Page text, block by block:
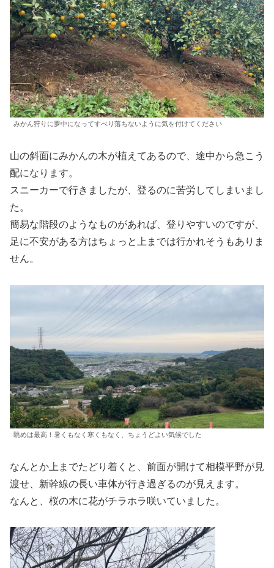
みかん狩りに夢中になってすべり落ちないように気を付けてください
山の斜面にみかんの木が植えてあるので、途中から急こう
配になります。
スニーカーで行きましたが、登るのに苦労してしまいまし
た。
簡易な階段のようなものがあれば、登りやすいのですが、
足に不安がある方はちょっと上までは行かれそうもありま
せん。
眺めは最高！暑くもなく寒くもなく、ちょうどよい気候でした
なんとか上までたどり着くと、前面が開けて相模平野が見
渡せ、新幹線の長い車体が行き過ぎるのが見えます。
なんと、桜の木に花がチラホラ咲いていました。